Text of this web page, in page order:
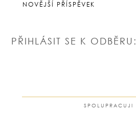
NOVĚJŠÍ PŘÍSPĚVEK
PŘIHLÁSIT SE K ODBĚRU:
SPOLUPRACUJI